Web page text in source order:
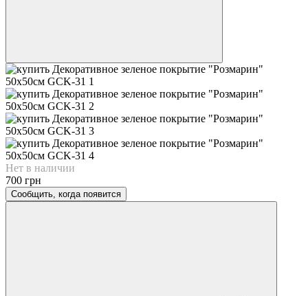
Нет в наличии
700 грн
Сообщить, когда появится